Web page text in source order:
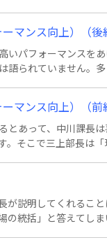
マンス向上）（後
いパフォーマンスを
語られていません。
マンス向上）（前
とあって、中川課長
そこで三上部長は
が説明してくれるこ
の統括」と答えてし